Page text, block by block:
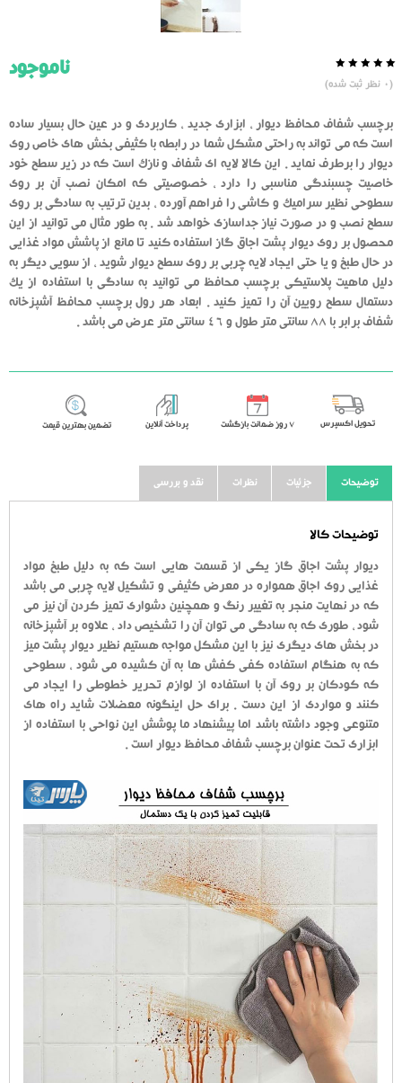
از
50
رای
دهنده
(
0 نظر ثبت شده)
ناموجود
برچسب شفاف محافظ دیوار ، ابزاری جدید ، کاربردی و در عین حال بسیار ساده
است که می تواند به راحتی مشکل شما در رابطه با کثیفی بخش های خاص روی
دیوار را برطرف نماید . این کالا لایه ای شفاف و نازک است که در زیر سطح خود
خاصیت چسبندگی مناسبی را دارد ، خصوصیتی که امکان نصب آن بر روی
سطوحی نظیر سرامیک و کاشی را فراهم آورده ، بدین ترتیب به سادگی بر روی
سطح نصب و در صورت نیاز جداسازی خواهد شد . به طور مثال می توانید از این
محصول بر روی دیوار پشت اجاق گاز استفاده کنید تا مانع از پاشش مواد غذایی
در حال طبخ و یا حتی ایجاد لایه چربی بر روی سطح دیوار شوید ، از سویی دیگر به
دلیل ماهیت پلاستیکی برچسب محافظ می توانید به سادگی با استفاده از یک
دستمال سطح رویین آن را تمیز کنید . ابعاد هر رول برچسب محافظ آشپزخانه
شفاف برابر با 88 سانتی متر طول و 46 سانتی متر عرض می باشد .
تحویل اکسپرس ٧ روز ضمانت بازگشت پرداخت آنلاین تضمین بهترین قیمت
توضیحات جزئیات نظرات نقد و بررسی
توضیحات کالا
دیوار پشت اجاق گاز یکی از قسمت هایی است که به دلیل طبخ مواد
غذایی روی اجاق همواره در معرض کثیفی و تشکیل لایه چربی می باشد
که در نهایت منجر به تغییر رنگ و همچنین دشواری تمیز کردن آن نیز می
شود ، طوری که به سادگی می توان آن را تشخیص داد ، علاوه بر آشپزخانه
در بخش های دیگری نیز با این مشکل مواجه هستیم نظیر دیوار پشت میز
که به هنگام استفاده کفی کفش ها به آن کشیده می شود ، سطوحی
که کودکان بر روی آن با استفاده از لوازم تحریر خطوطی را ایجاد می
کنند و مواردی از این دست . برای حل اینگونه معضلات شاید راه های
متنوعی وجود داشته باشد اما پیشنهاد ما پوشش این نواحی با استفاده از
ابزاری تحت عنوان برچسب شفاف محافظ دیوار است .